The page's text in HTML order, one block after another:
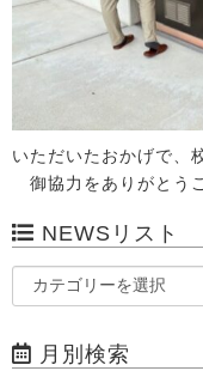
いただいたおかげで、
御協力をありがとう
NEWSリスト
月別検索